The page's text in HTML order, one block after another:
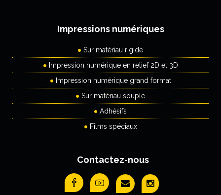
Impressions numériques
Sur matériau rigide
Impression numérique en relief 2D et 3D
Impression numérique grand format
Sur matériau souple
Adhésifs
Films spéciaux
Contactez-nous